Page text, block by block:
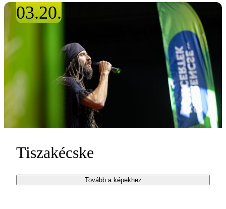
03.20.
Tiszakécske
Tovább a képekhez